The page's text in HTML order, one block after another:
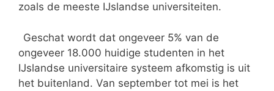
zoals de meeste IJslandse universiteiten.
Geschat wordt dat ongeveer 5% van de
ongeveer 18.000 huidige studenten in het
IJslandse universitaire systeem afkomstig is uit
het buitenland. Van september tot mei is het